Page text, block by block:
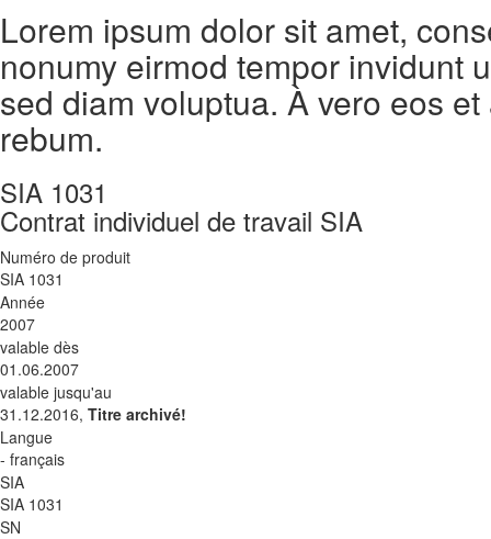
Lorem ipsum dolor sit amet,
nonumy eirmod tempor invidunt
sed diam voluptua. À vero eos
rebum.
SIA 1031
Contrat individuel de travail SIA
Numéro de produit
SIA 1031
Année
2007
valable dès
01.06.2007
valable jusqu'au
31.12.2016, Titre archivé!
Langue
- français
SIA
SIA 1031
SN